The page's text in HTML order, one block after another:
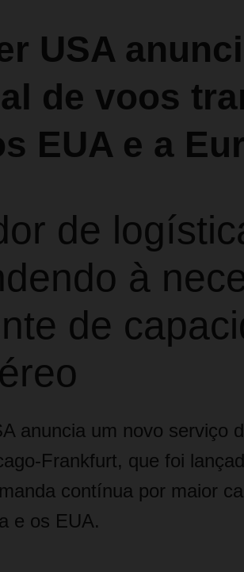
USA
de voos
EUA e a
de
à
de
anuncia um novo serviço
Frankfurt, que foi
contínua por maior
e os EUA.